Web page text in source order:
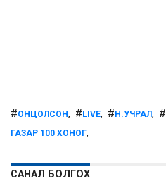
#ОНЦОЛСОН, #LIVE, #Н.УЧРАЛ, #
ГАЗАР 100 ХОНОГ,
САНАЛ БОЛГОХ